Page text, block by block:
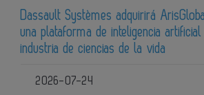
Dassault Systèmes adquirirá
una plataforma de inteligencia artificial
industria de ciencias de la vida
2026-07-24